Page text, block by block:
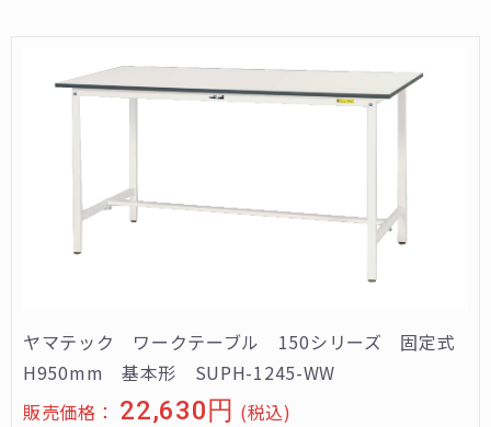
ヤマテック ワークテーブル 150シリーズ 固定式
H950mm 基本形 SUPH-1245-WW
販売価格： 22,630円 (税込)